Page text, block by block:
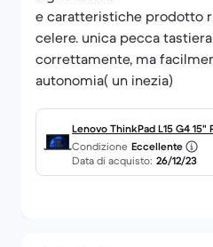
e caratteristiche prodotto
celere. unica pecca
correttamente, ma
autonomia( un inezia)
Lenovo ThinkPad L15 G4 15"
GB - 16GB Tastiera Inglese
Condizione Eccellente
Data di acquisto: 26/12/23